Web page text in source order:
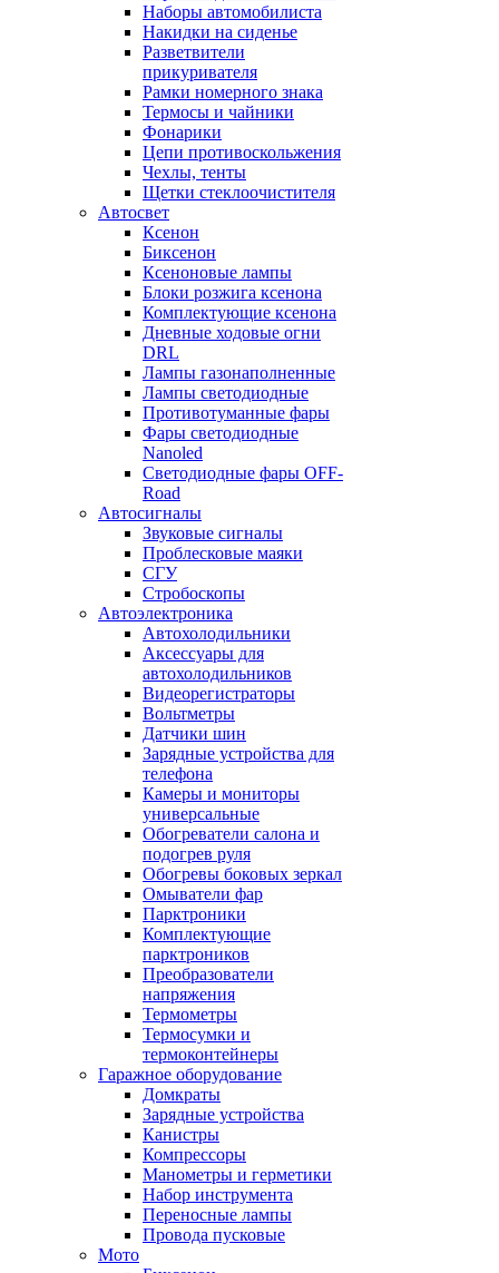
Наборы автомобилиста
Накидки на сиденье
Разветвители
прикуривателя
Рамки номерного знака
Термосы и чайники
Фонарики
Цепи противоскольжения
Чехлы, тенты
Щетки стеклоочистителя
Автосвет
Ксенон
Биксенон
Ксеноновые лампы
Блоки розжига ксенона
Комплектующие ксенона
Дневные ходовые огни
DRL
Лампы газонаполненные
Лампы светодиодные
Противотуманные фары
Фары светодиодные
Nanoled
Светодиодные фары OFF-
Road
Автосигналы
Звуковые сигналы
Проблесковые маяки
СГУ
Стробоскопы
Автоэлектроника
Автохолодильники
Аксессуары для
автохолодильников
Видеорегистраторы
Вольтметры
Датчики шин
Зарядные устройства для
телефона
Камеры и мониторы
универсальные
Обогреватели салона и
подогрев руля
Обогревы боковых зеркал
Омыватели фар
Парктроники
Комплектующие
парктроников
Преобразователи
напряжения
Термометры
Термосумки и
термоконтейнеры
Гаражное оборудование
Домкраты
Зарядные устройства
Канистры
Компрессоры
Манометры и герметики
Набор инструмента
Переносные лампы
Провода пусковые
Мото